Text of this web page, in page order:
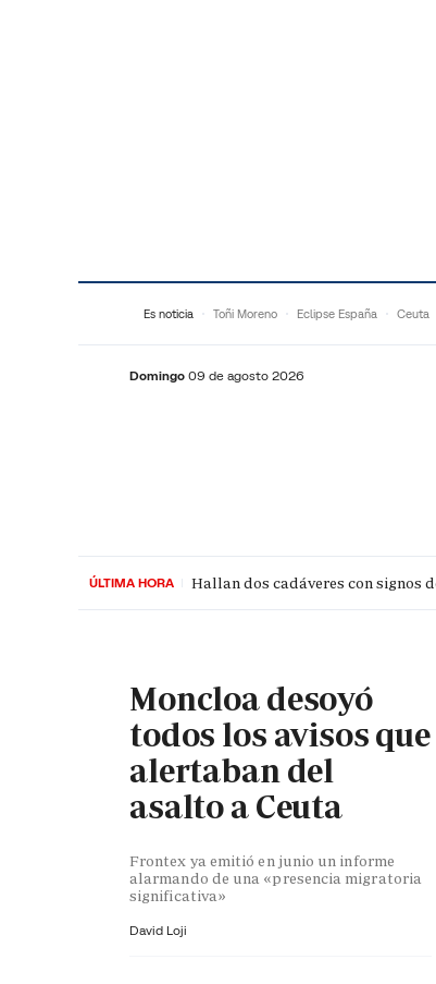
Es noticia Toñi Moreno Eclipse España Ceuta
Domingo 09 de agosto 2026
PORTADAOPINIÓN ESPAÑA
ÚLTIMA HORA Hallan dos cadáveres con signos
Moncloa desoyó
todos los avisos que
alertaban del
asalto a Ceuta
Frontex ya emitió en junio un informe
alarmando de una «presencia migratoria
significativa»
David Loji